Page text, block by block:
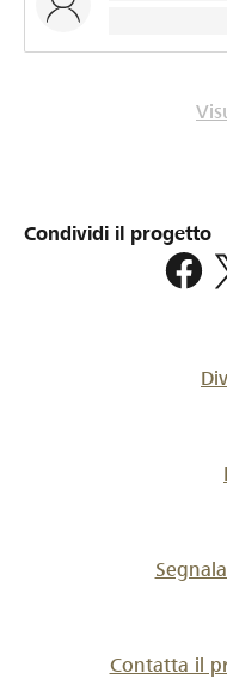
Condividi il progetto
Contatta il